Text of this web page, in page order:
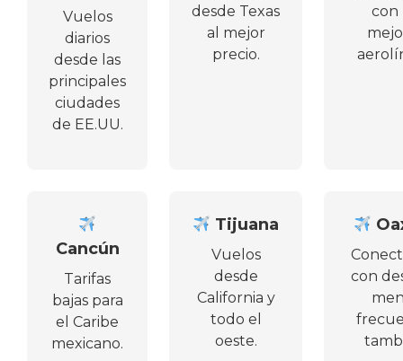
Vuelos
diarios
desde las
principales
ciudades
de EE.UU.
desde Texas
al mejor
precio.
con
Cancún
Tarifas
bajas para
el Caribe
mexicano.
Tijuana
Vuelos
desde
California y
todo el
oeste.
con